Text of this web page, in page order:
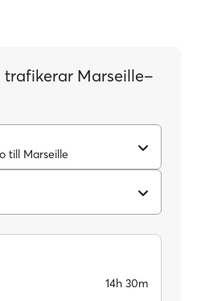
trafikerar Marseille–
till Marseille
14h 30m